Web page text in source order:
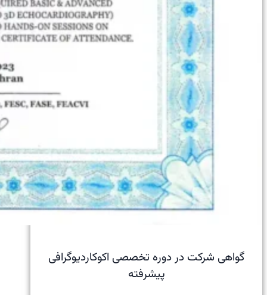
گواهی شرکت در دوره تخصصی اکوکاردیوگرافی
پیشرفته